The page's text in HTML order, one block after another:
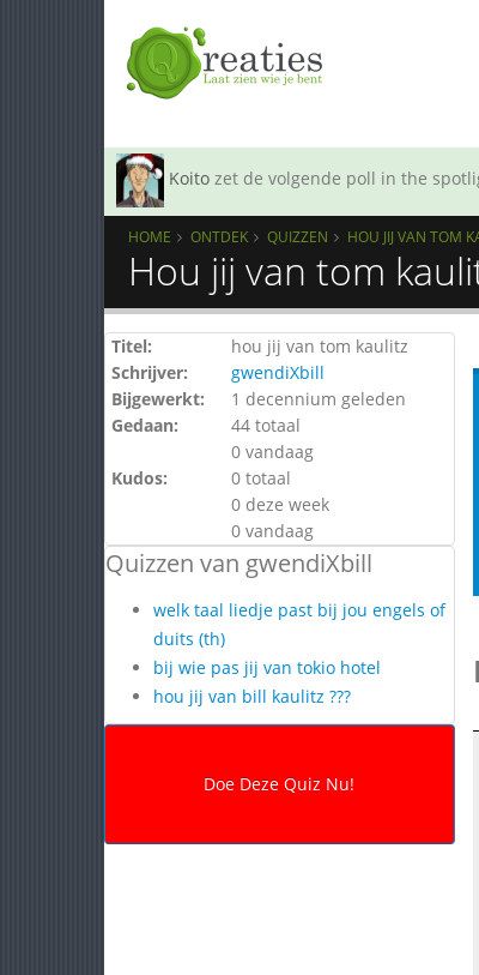
Koito zet de volgende poll in the
HOME ONTDEK QUIZZEN HOU JIJ VAN TOM
Hou jij van tom
Titel:
hou jij van tom kaulitz
Schrijver:
gwendiXbill
Bijgewerkt:
1 decennium geleden
Gedaan:
44 totaal
0 vandaag
Kudos:
0 totaal
0 deze week
0 vandaag
Quizzen van gwendiXbill
welk taal liedje past bij jou engels of
duits (th)
bij wie pas jij van tokio hotel
hou jij van bill kaulitz ???